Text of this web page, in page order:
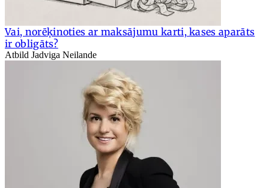
Vai, norēķinoties ar maksājumu karti, kases aparāts
ir obligāts?
Atbild Jadviga Neilande